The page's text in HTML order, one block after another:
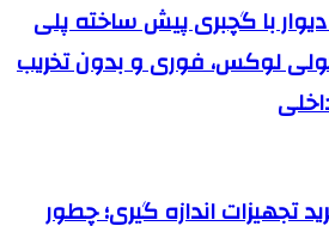
با گچبری پیش ساخته پلی
لوکس، فوری و بدون تخریب
تجهیزات اندازه گیری؛ چطور